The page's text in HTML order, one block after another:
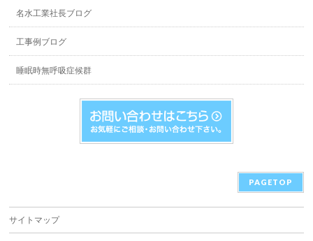
名水工業社長ブログ
工事例ブログ
睡眠時無呼吸症候群
PAGETOP
サイトマップ